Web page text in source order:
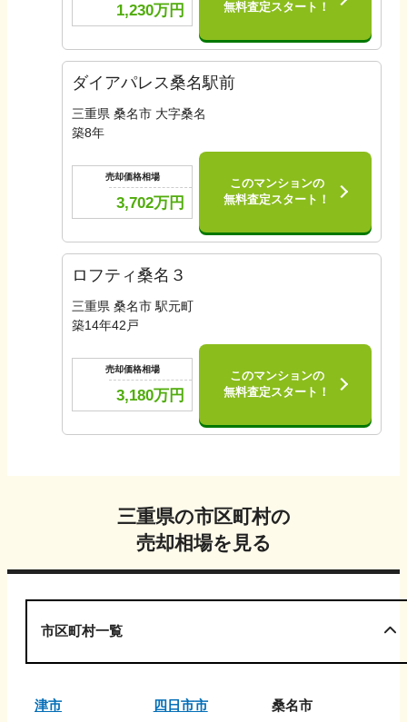
1,230万円 無料査定スタート！
ダイアパレス桑名駅前
三重県 桑名市 大字桑名
築8年
売却価格相場
3,702万円
このマンションの
無料査定スタート！
ロフティ桑名３
三重県 桑名市 駅元町
築14年42 戸
売却価格相場
3,180万円
このマンションの
無料査定スタート！
三重県の市区町村の
売却相場を見る
市区町村一覧
津市 四日市市
桑名市